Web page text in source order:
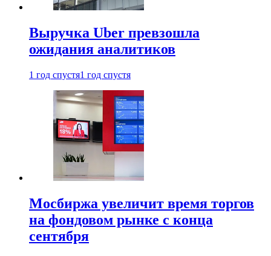
Выручка Uber превзошла
ожидания аналитиков
1 год спустя1 год спустя
Мосбиржа увеличит время торгов
на фондовом рынке с конца
сентября